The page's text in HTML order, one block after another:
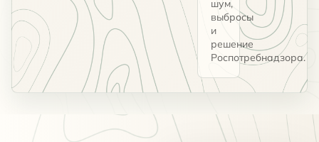
шум,
выбросы
и
решение
Роспотребнадзора.